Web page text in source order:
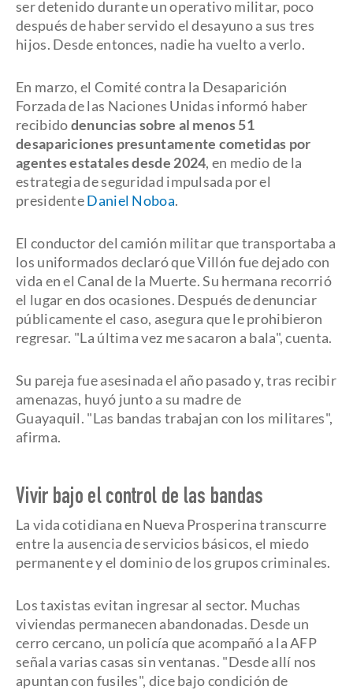
ser detenido durante un operativo militar, poco
después de haber servido el desayuno a sus tres
hijos. Desde entonces, nadie ha vuelto a verlo.
En marzo, el Comité contra la Desaparición
Forzada de las Naciones Unidas informó haber
recibidodenuncias sobre al menos 51
desapariciones presuntamente cometidas por
agentes estatales desde 2024, en medio de la
estrategia de seguridad impulsada por el
presidenteDaniel Noboa.
El conductor del camión militar que transportaba a
los uniformados declaró que Villón fue dejado con
vida en el Canal de la Muerte. Su hermana recorrió
el lugar en dos ocasiones. Después de denunciar
públicamente el caso, asegura que le prohibieron
regresar. "La última vez me sacaron a bala", cuenta.
Su pareja fue asesinada el año pasado y, tras recibir
amenazas, huyó junto a su madre de
Guayaquil. "Las bandas trabajan con los militares",
afirma.
Vivir bajo el control de las bandas
La vida cotidiana en Nueva Prosperina transcurre
entre la ausencia de servicios básicos, el miedo
permanente y el dominio de los grupos criminales.
Los taxistas evitan ingresar al sector. Muchas
viviendas permanecen abandonadas. Desde un
cerro cercano, un policía que acompañó a la AFP
señala varias casas sin ventanas. "Desde allí nos
apuntan con fusiles", dice bajo condición de